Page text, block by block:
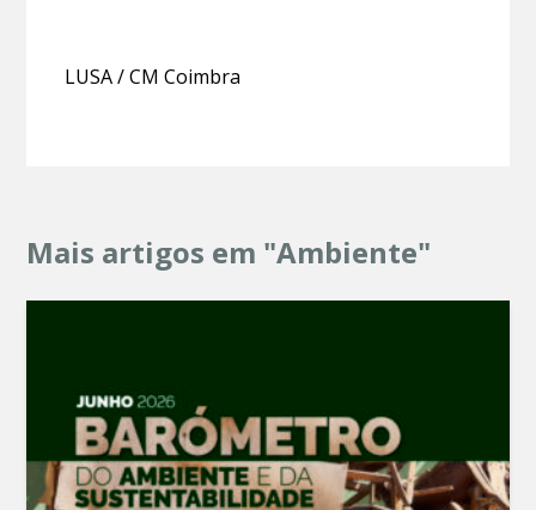
LUSA / CM Coimbra
Mais artigos em "Ambiente"